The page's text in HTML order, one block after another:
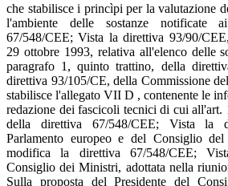
che stabilisce i princìpi per la valutazione
l'ambiente delle sostanze notificate
67/548/CEE; Vista la direttiva 93/90/
29 ottobre 1993, relativa all'elenco delle
paragrafo 1, quinto trattino, della
direttiva 93/105/CE, della Commissione
stabilisce l'allegato VII D , contenente le
redazione dei fascicoli tecnici di cui all'art.
della direttiva 67/548/CEE; Vista la
Parlamento europeo e del Consiglio
modifica la direttiva 67/548/CEE;
Consiglio dei Ministri, adottata nella
Sulla proposta del Presidente del